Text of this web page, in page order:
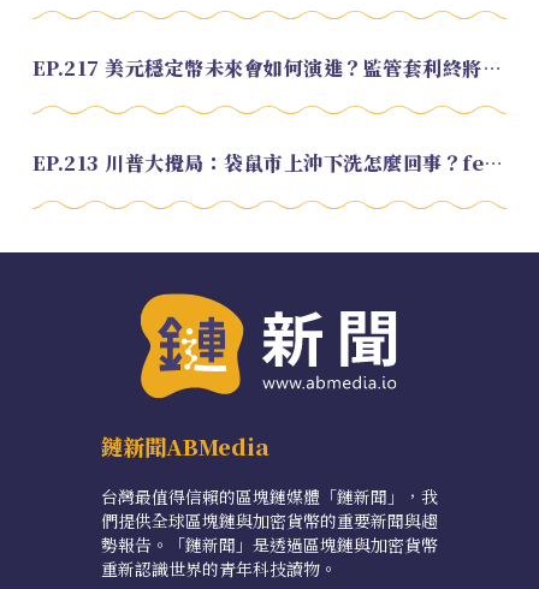
EP.217 美元穩定幣未來會如何演進？監管套利終將收斂？feat. 研究員 余哲安
EP.213 川普大攪局：袋鼠市上沖下洗怎麼回事？feat. Alvin
鏈新聞ABMedia
台灣最值得信賴的區塊鏈媒體「鏈新聞」，我
們提供全球區塊鏈與加密貨幣的重要新聞與趨
勢報告。「鏈新聞」是透過區塊鏈與加密貨幣
重新認識世界的青年科技讀物。